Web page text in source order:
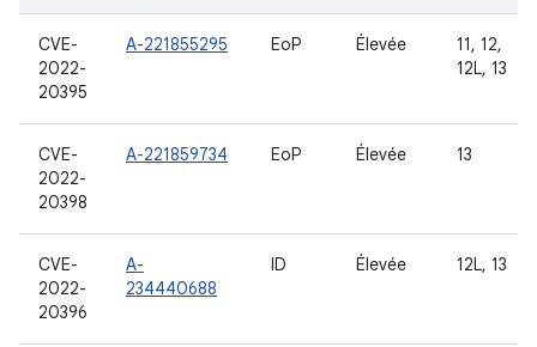
CVE-
2022-
20395
A-221855295 EoP Élevée
11, 12,
12L, 13
CVE-
2022-
20398
A-221859734 EoP Élevée 13
CVE-
2022-
20396
A-
234440688
ID Élevée 12L, 13